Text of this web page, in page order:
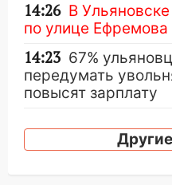
14:26 В
по улице Ефремова
14:23 67%
передумать
повысят зарплату
более 4,6